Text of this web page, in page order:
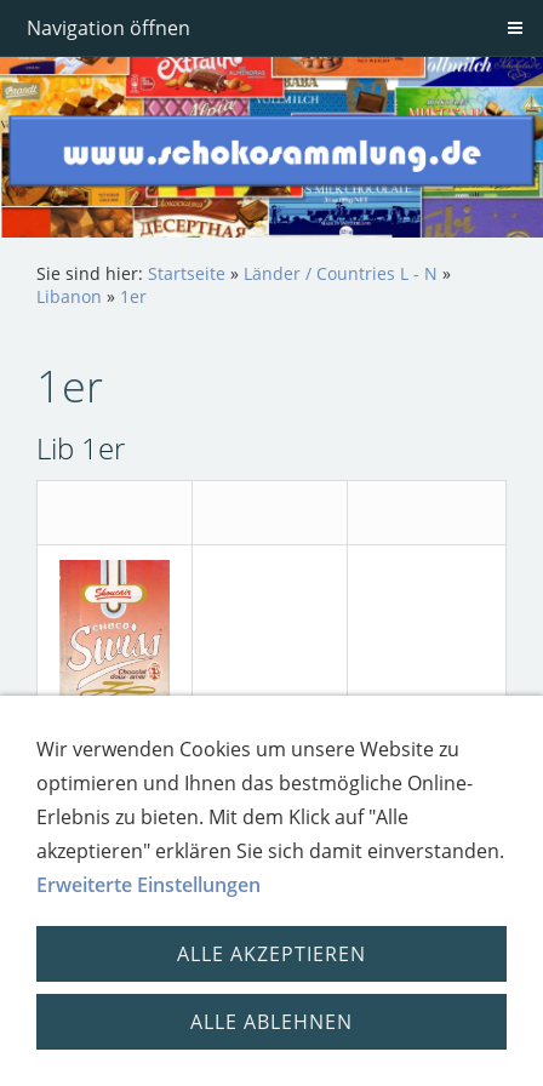
Navigation öffnen
Sie sind hier: Startseite » Länder / Countries L - N »
Libanon » 1er
1er
Lib 1er
Wir verwenden Cookies um unsere Website zu
optimieren und Ihnen das bestmögliche Online-
Erlebnis zu bieten. Mit dem Klick auf "Alle
akzeptieren" erklären Sie sich damit einverstanden.
Erweiterte Einstellungen
ALLE AKZEPTIEREN
ALLE ABLEHNEN